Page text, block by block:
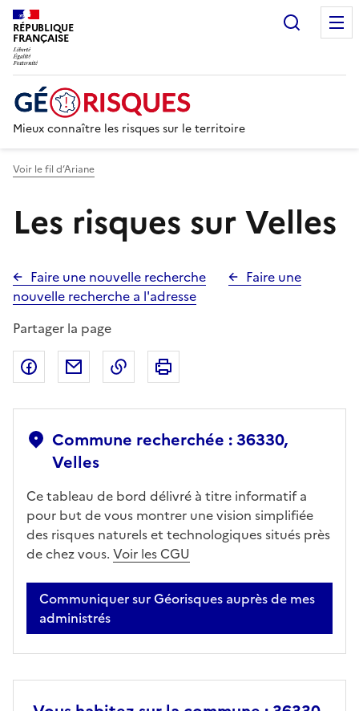
RÉPUBLIQUE
FRANÇAISE
Mieux connaître les risques sur le territoire
Voir le fil d’Ariane
Les risques sur Velles
Faire une nouvelle recherche
Faire une
nouvelle recherche a l'adresse
Partager la page
Partager sur Facebook
Partager par emailCopier dans le presse-papier
Commune recherchée : 36330,
Velles
Ce tableau de bord délivré à titre informatif a
pour but de vous montrer une vision simplifiée
des risques naturels et technologiques situés près
de chez vous. Voir les CGU
Communiquer sur Géorisques auprès de mes
administrés